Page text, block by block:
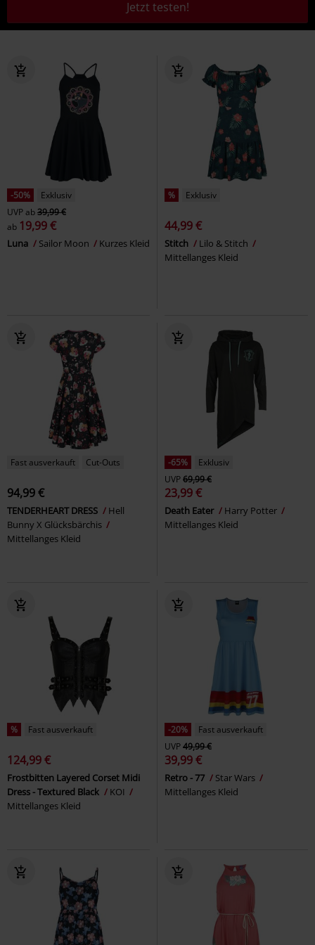
Jetzt testen!
-50%
Exklusiv
UVPab39,99 €
ab 19,99 €
Luna Sailor Moon Kurzes Kleid
% Exklusiv
44,99 €
Stitch
Lilo & Stitch
Mittellanges Kleid
Fast ausverkauft Cut-Outs
94,99 €
TENDERHEART DRESS
Hell
Bunny X Glücksbärchis
Mittellanges Kleid
-65%
Exklusiv
UVP69,99 €
23,99 €
Death Eater
Harry Potter
Mittellanges Kleid
% Fast ausverkauft
124,99 €
Frostbitten Layered Corset Midi
Dress - Textured Black
KOI
Mittellanges Kleid
-20%
Fast ausverkauft
UVP49,99 €
39,99 €
Retro - 77
Star Wars
Mittellanges Kleid